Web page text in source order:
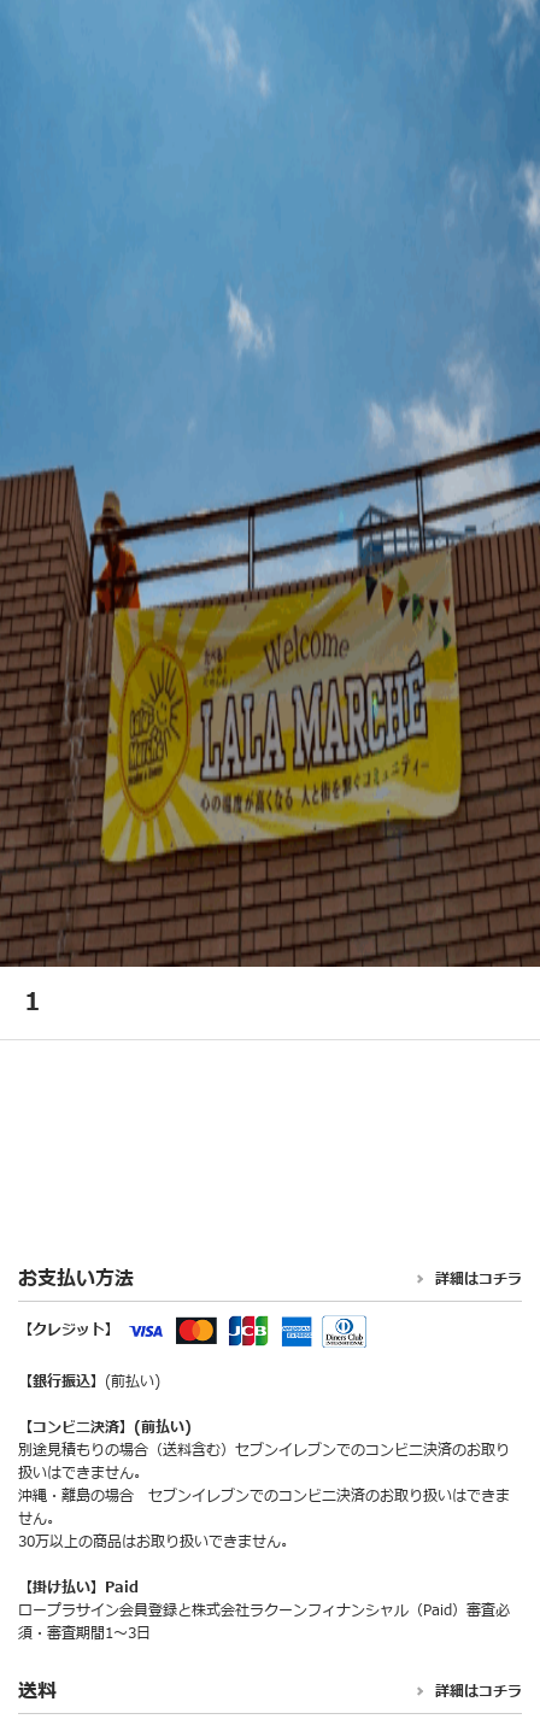
1
お支払い方法 詳細はコチラ
【クレジット】
【銀行振込】 (前払い)
【コンビニ決済】(前払い)
別途見積もりの場合（送料含む）セブンイレブンでのコンビニ決済のお取り
扱いはできません。
沖縄・離島の場合 セブンイレブンでのコンビニ決済のお取り扱いはできま
せん。
30万以上の商品はお取り扱いできません。
【掛け払い】Paid
ロープラサイン会員登録と株式会社ラクーンフィナンシャル（Paid）審査必
須・審査期間1～3日
送料 詳細はコチラ